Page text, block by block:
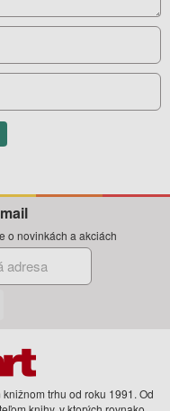
o novinkách a akciách
trhu od roku 1991. Od